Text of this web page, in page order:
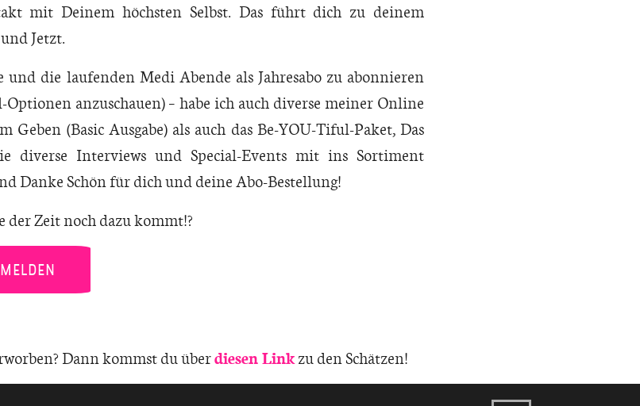
mit Deinem höchsten Selbst. Das führt dich zu deinem
Jetzt.
die laufenden Medi Abende als Jahresabo zu abonnieren
anzuschauen) – habe ich auch diverse meiner Online
Geben (Basic Ausgabe) als auch das Be-YOU-Tiful-Paket, Das
diverse Interviews und Special-Events mit ins Sortiment
Danke Schön für dich und deine Abo-Bestellung!
der Zeit noch dazu kommt!?
Dann kommst du überdiesen Linkzu den Schätzen!